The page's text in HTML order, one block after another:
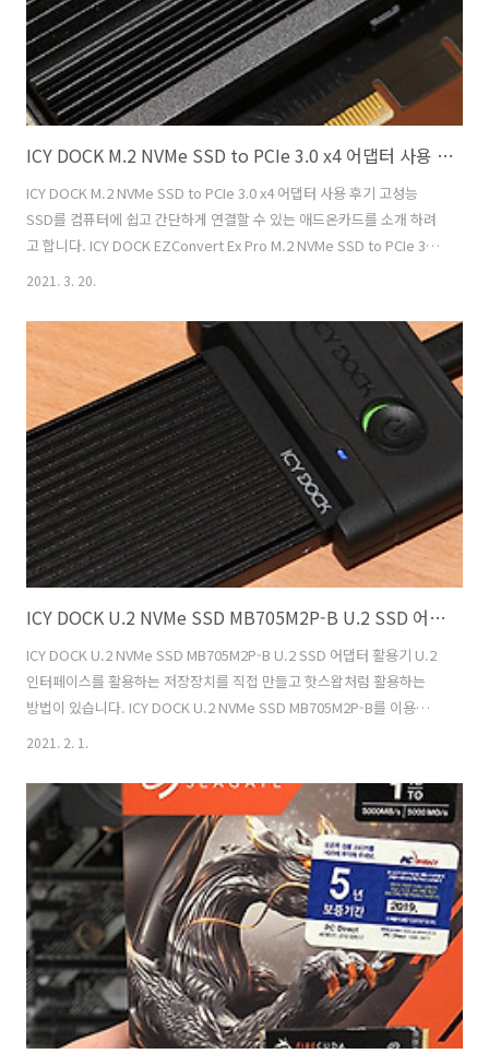
ICY DOCK M.2 NVMe SSD to PCIe 3.0 x4 어댑터 사용 후기
ICY DOCK M.2 NVMe SSD to PCIe 3.0 x4 어댑터 사용 후기 고성능
SSD를 컴퓨터에 쉽고 간단하게 연결할 수 있는 애드온카드를 소개 하려
고 합니다. ICY DOCK EZConvert Ex Pro M.2 NVMe SSD to PCIe 3.0
x4 어댑터 인데요. ICY DOCK에서는 3가지 형태의 제품을 사용할 수 있
서도 사용이 가능하고 eGPU박스나 또는 NAS에서도 가능하다면 활용이
가능합니다. PCIe 슬롯이 있다면 연결해서 간단하게 사용이 가능한데요.
요즘은 메인보드에 M.2 슬롯이 많긴 하지만 만약 없는 메인보드에 연결
하거나 또는 여러개의 장치를 연결해야할 경우라면 활용해볼 수 있는 장
치 입니다. 좀 ..
2021. 3. 20.
ICY DOCK U.2 NVMe SSD MB705M2P-B U.2 SSD 어댑터 활용기
ICY DOCK U.2 NVMe SSD MB705M2P-B U.2 SSD 어댑터 활용기 U.2
인터페이스를 활용하는 저장장치를 직접 만들고 핫스왑처럼 활용하는
방법이 있습니다. ICY DOCK U.2 NVMe SSD MB705M2P-B를 이용하
는 방법인데요. U.2 SSD 어댑터까지 활용하면 USB 인터페이스로도 또
유명한 제품 중 Seagate NYTRO 5000 U.2 NVMe, 인텔 Optane SSD
905P U.2와 같은 제품이 있습니다. 근데 가격이 좀 비싸긴 하죠. 물론 기
업용 SSD로 활용 되는 제품들이라 높은 IOPS, 높은 신뢰도, 긴 수명, 전
력 손실 보호 등을 지원을 하는데요. 근데 좀 더 저렴한 SSD를 ..
2021. 2. 1.